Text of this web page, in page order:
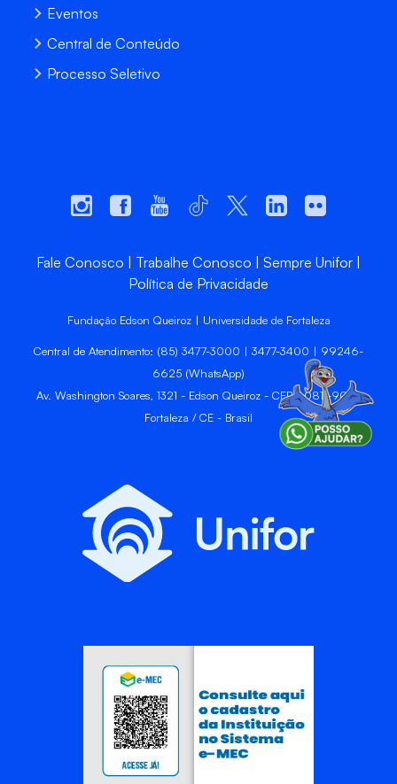
Eventos
Central de Conteúdo
Processo Seletivo
Fale Conosco Trabalhe Conosco
Sempre Unifor
Política de Privacidade
Fundação Edson Queiroz | Universidade de Fortaleza
Central de Atendimento: (85) 3477-3000 | 3477-3400 | 99246-
6625 (WhatsApp)
Av. Washington Soares, 1321 - Edson Queiroz - CEP 60811-905 -
Fortaleza / CE - Brasil